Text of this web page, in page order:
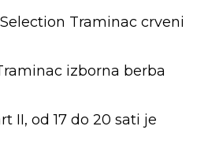
Traminac crveni
izborna berba
II, od 17 do 20 sati je